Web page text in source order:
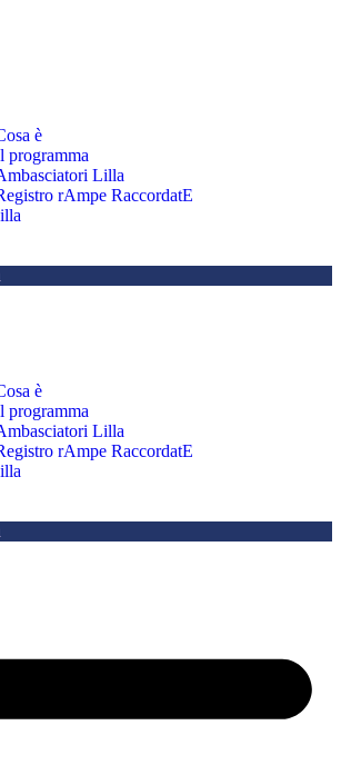
è
programma
Lilla
rAmpe RaccordatE
è
programma
Lilla
rAmpe RaccordatE